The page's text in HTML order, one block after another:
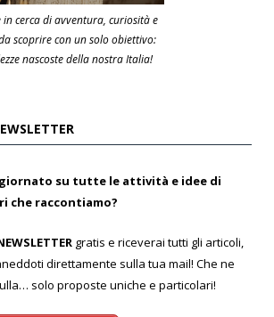
in cerca di avventura, curiosità e
scoprire con un solo obiettivo:
nascoste della nostra Italia!
su tutte le attività e idee di
che raccontiamo?
gratis e riceverai tutti gli articoli,
direttamente sulla tua mail! Che ne
solo proposte uniche e particolari!